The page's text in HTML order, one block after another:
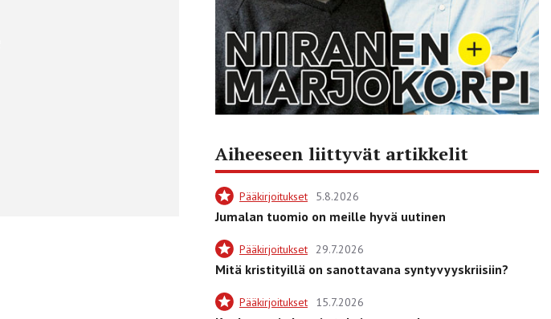
Aiheeseen liittyvät artikkelit
Pääkirjoitukset 5.8.2026
Jumalan tuomio on meille hyvä uutinen
Pääkirjoitukset 29.7.2026
Mitä kristityillä on sanottavana syntyvyyskriisiin?
Pääkirjoitukset 15.7.2026